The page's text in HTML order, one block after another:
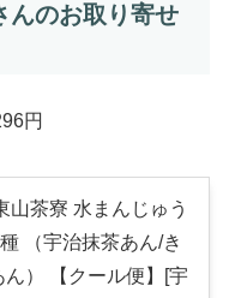
んのお取り寄せ
円
山茶寮 水まんじゅう
（宇治抹茶あん/き
ん） 【クール便】[宇